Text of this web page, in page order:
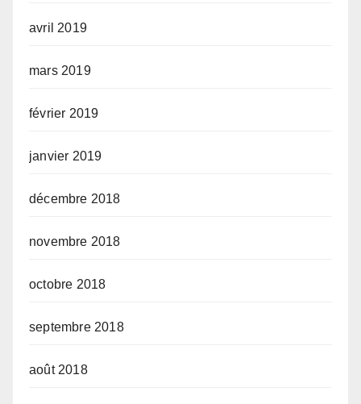
avril 2019
mars 2019
février 2019
janvier 2019
décembre 2018
novembre 2018
octobre 2018
septembre 2018
août 2018